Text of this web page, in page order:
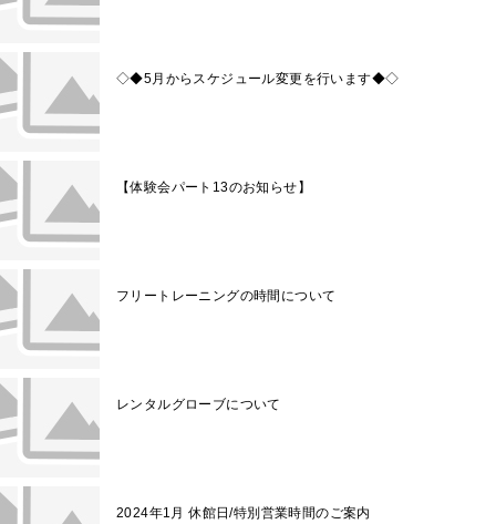
◇◆5月からスケジュール変更を行います◆◇
【体験会パート13のお知らせ】
フリートレーニングの時間について
レンタルグローブについて
2024年1月 休館日/特別営業時間のご案内